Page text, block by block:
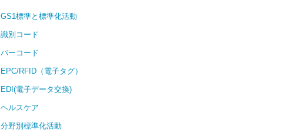
GS1標準と標準化活動
識別コード
バーコード
EPC/RFID（電子タグ）
EDI(電子データ交換)
ヘルスケア
分野別標準化活動